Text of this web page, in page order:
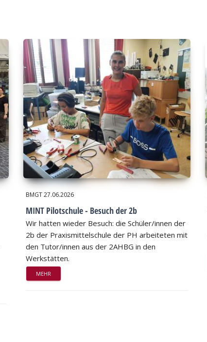
BMGT27.06.2026
MINT Pilotschule - Besuch der 2b
Wir hatten wieder Besuch: die Schüler/innen der
2b der Praxismittelschule der PH arbeiteten mit
den Tutor/innen aus der 2AHBG in den
Werkstätten.
MEHR